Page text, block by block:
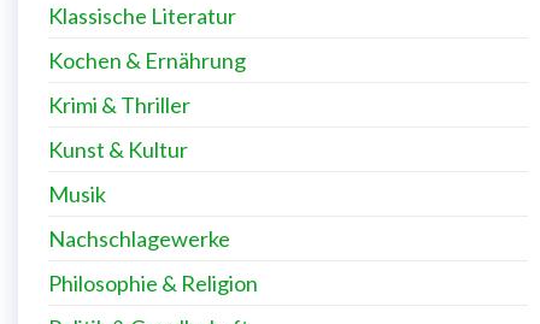
Klassische Literatur
Kochen & Ernährung
Krimi & Thriller
Kunst & Kultur
Musik
Nachschlagewerke
Philosophie & Religion